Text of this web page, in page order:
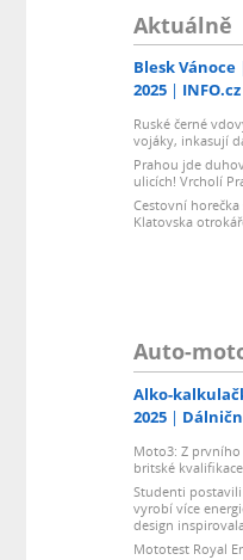
Aktuálně
Blesk Vánoce
2025
INFO.cz
Ruské černé
vojáky, inkasují
Prahou jde
ulicích! Vrcholí
Cestovní
Klatovska
Auto-
Alko-
2025
Moto3: Z
britské
Studenti
vyrobí více
design
Mototest Royal